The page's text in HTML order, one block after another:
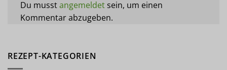
Du musstangemeldetsein, um einen
Kommentar abzugeben.
REZEPT-KATEGORIEN